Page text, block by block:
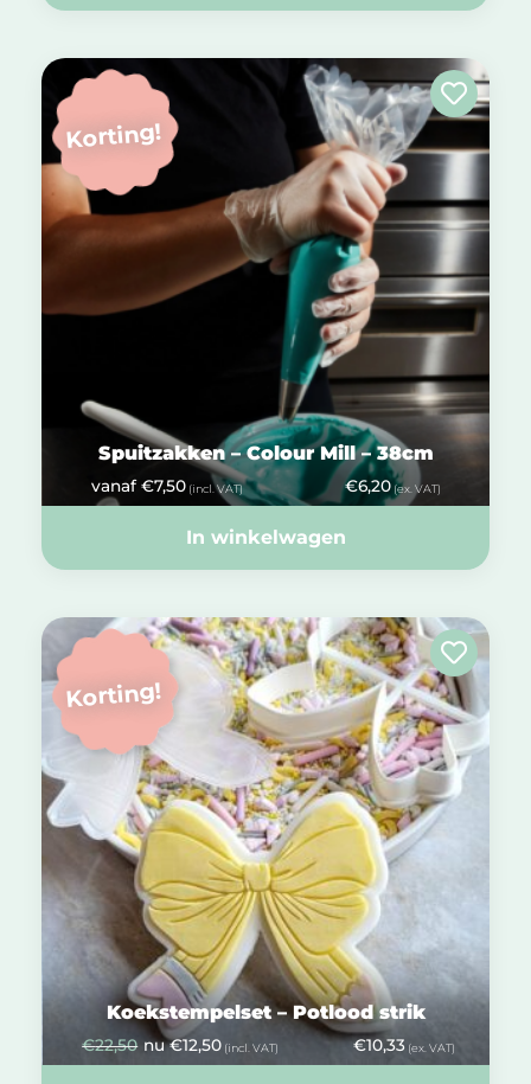
Korting!
Spuitzakken – Colour Mill – 38cm
vanaf €7,50 (incl. VAT) €6,20 (ex. VAT)
In winkelwagen
Korting!
Koekstempelset – Potlood strik
€22,50 nu €12,50 (incl. VAT) €10,33(ex. VAT)